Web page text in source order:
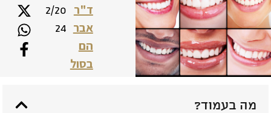
ד"ר
אבר
הם
בסול
2/20
24
מה בעמוד?